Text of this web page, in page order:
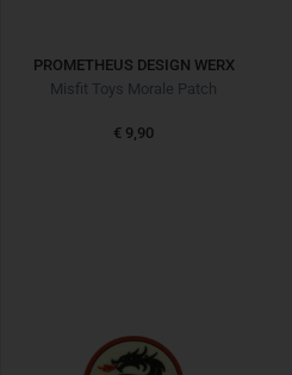
PROMETHEUS DESIGN WERX
Misfit Toys Morale Patch
€ 9,90